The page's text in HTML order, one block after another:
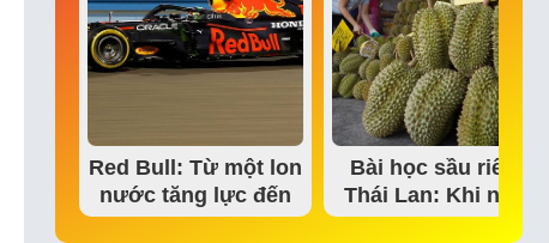
Red Bull: Từ một lon
nước tăng lực đến
đế chế thể…
Bài học sầu riêng
Thái Lan: Khi niềm
tin thị trường bắt…